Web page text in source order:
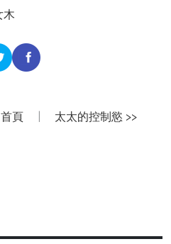
木
頁 太太的控制慾 >>